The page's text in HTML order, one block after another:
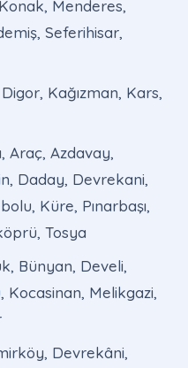
Menderes,
Seferihisar,
Kağızman, Kars,
Araç, Azdavay,
Daday, Devrekani,
Küre, Pınarbaşı,
Tosya
Bünyan, Develi,
Kocasinan, Melikgazi,
Devrekâni,